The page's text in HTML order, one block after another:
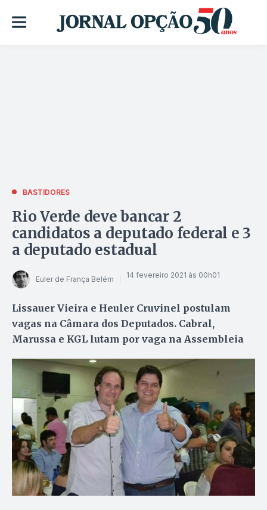
BASTIDORES
Rio Verde deve bancar 2
candidatos a deputado federal e 3
a deputado estadual
Euler de França Belém 14 fevereiro 2021 às 00h01
Lissauer Vieira e Heuler Cruvinel postulam
vagas na Câmara dos Deputados. Cabral,
Marussa e KGL lutam por vaga na Assembleia